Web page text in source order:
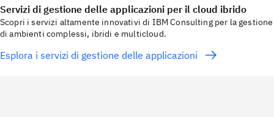
Servizi di gestione delle applicazioni per il cloud ibrido
Scopri i servizi altamente innovativi di IBM Consulting per la gestione
di ambienti complessi, ibridi e multicloud.
Esplora i servizi di gestione delle applicazioni